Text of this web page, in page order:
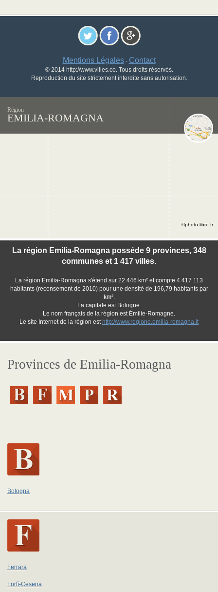
Mentions Légales- Contact
© 2014 http://www.villes.co. Tous droits réservés.
Reproduction du site strictement interdite sans autorisation.
Région
EMILIA-ROMAGNA
La région Emilia-Romagna posséde 9 provinces, 348
communes et 1 417 villes.
La région Emilia-Romagna s'étend sur 22 446 km² et compte 4 417 113
habitants (recensement de 2010) pour une densité de 196,79 habitants par
km².
La capitale est Bologne.
Le nom français de la région est Émilie-Romagne.
Le site Internet de la région est http://www.regione.emilia-romagna.it
©photo-libre.fr
Provinces de Emilia-Romagna
Bologna
Ferrara
Forlì-Cesena